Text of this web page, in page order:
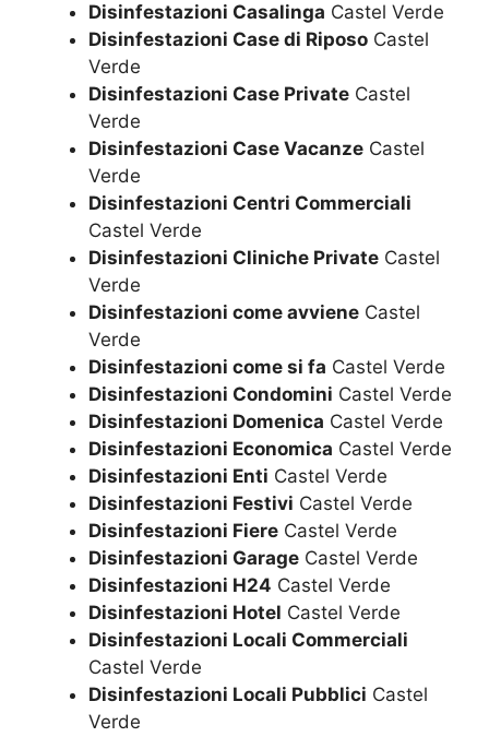
Disinfestazioni Casalinga Castel Verde
Disinfestazioni Case di Riposo Castel
Verde
Disinfestazioni Case Private Castel
Verde
Disinfestazioni Case Vacanze Castel
Verde
Disinfestazioni Centri Commerciali
Castel Verde
Disinfestazioni Cliniche Private Castel
Verde
Disinfestazioni come avviene Castel
Verde
Disinfestazioni come si fa Castel Verde
Disinfestazioni Condomini Castel Verde
Disinfestazioni Domenica Castel Verde
Disinfestazioni Economica Castel Verde
Disinfestazioni Enti Castel Verde
Disinfestazioni Festivi Castel Verde
Disinfestazioni Fiere Castel Verde
Disinfestazioni Garage Castel Verde
Disinfestazioni H24 Castel Verde
Disinfestazioni Hotel Castel Verde
Disinfestazioni Locali Commerciali
Castel Verde
Disinfestazioni Locali Pubblici Castel
Verde